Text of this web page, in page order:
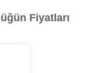
Fiyatları